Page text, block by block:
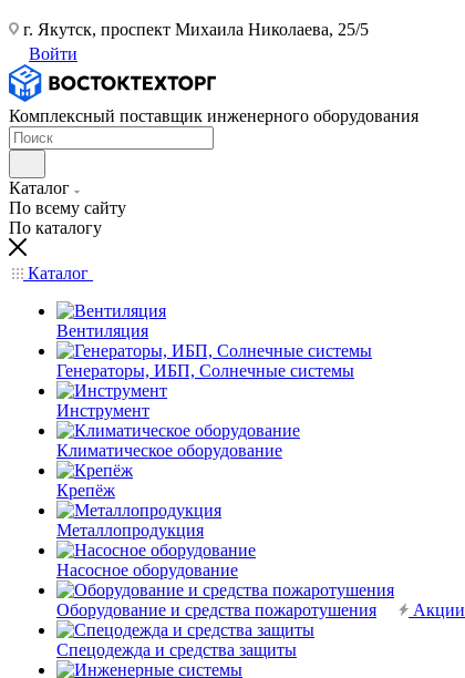
г. Якутск, проспект Михаила Николаева, 25/5
Войти
Комплексный поставщик инженерного оборудования
Каталог
По всему сайту
По каталогу
Каталог
Вентиляция
Генераторы, ИБП, Солнечные системы
Инструмент
Климатическое оборудование
Крепёж
Металлопродукция
Насосное оборудование
Оборудование и средства пожаротушения
Спецодежда и средства защиты
Акции